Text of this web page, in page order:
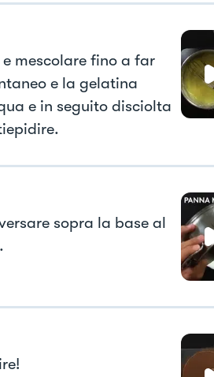
mescolare fino a far
e la gelatina
e in seguito disciolta
sopra la base al